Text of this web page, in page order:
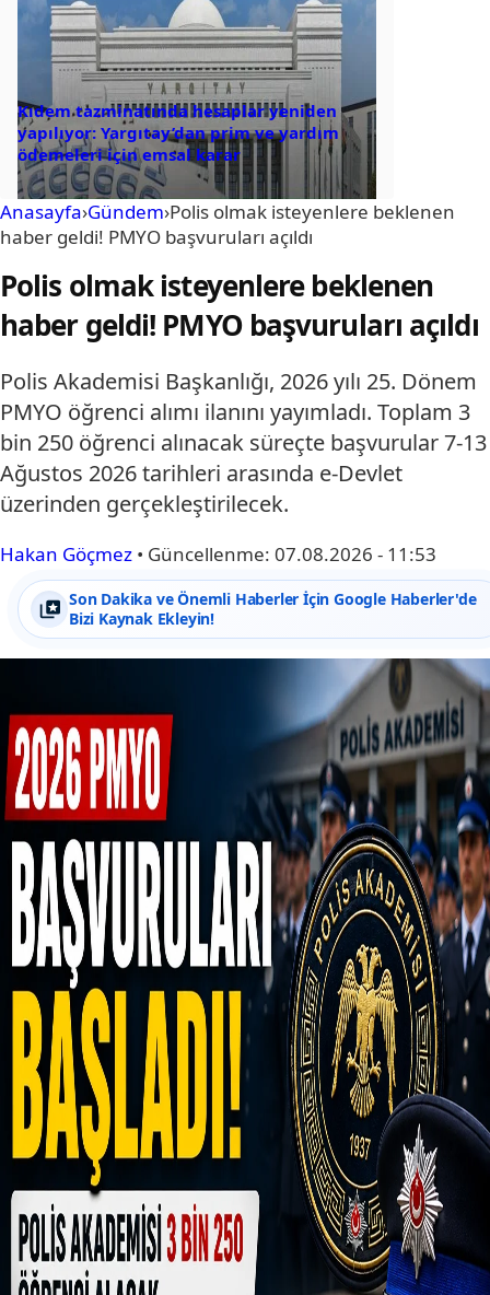
Kıdem tazminatında hesaplar yeniden
yapılıyor: Yargıtay’dan prim ve yardım
ödemeleri için emsal karar
Anasayfa›Gündem›Polis olmak isteyenlere beklenen
haber geldi! PMYO başvuruları açıldı
Polis olmak isteyenlere beklenen
haber geldi! PMYO başvuruları açıldı
Polis Akademisi Başkanlığı, 2026 yılı 25. Dönem
PMYO öğrenci alımı ilanını yayımladı. Toplam 3
bin 250 öğrenci alınacak süreçte başvurular 7-13
Ağustos 2026 tarihleri arasında e-Devlet
üzerinden gerçekleştirilecek.
Hakan Göçmez • Güncellenme: 07.08.2026 - 11:53
Son Dakika ve Önemli Haberler İçin Google Haberler'de
Bizi Kaynak Ekleyin!